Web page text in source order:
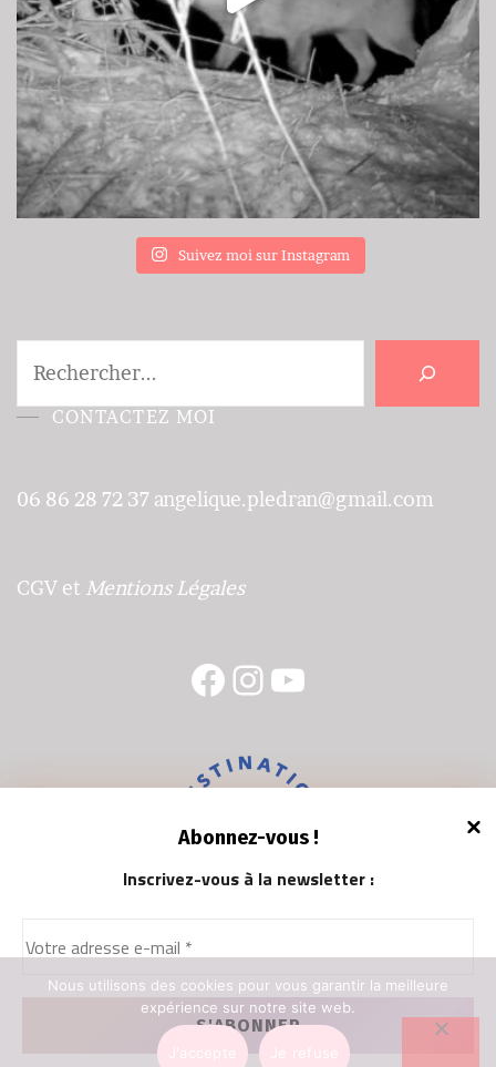
Abonnez-vous !
Inscrivez-vous à la newsletter :
Suivez moi sur Instagram
CONTACTEZ MOI
06 86 28 72 37 angelique.pledran@gmail.com
CGV et Mentions Légales
Facebook
Instagram
YouTube
Proudly powered by WordPress|Theme: Elfieby
Nous utilisons des cookies pour vous garantir la meilleure
expérience sur notre site web.
J'accepte Je refuse